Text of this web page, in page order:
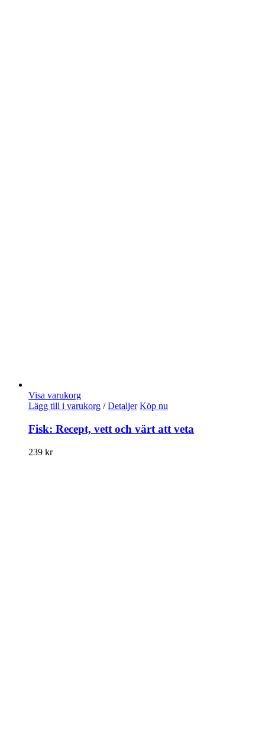
Visa varukorg
Lägg till i varukorg / Detaljer Köp nu
Fisk: Recept, vett och värt att veta
239 kr